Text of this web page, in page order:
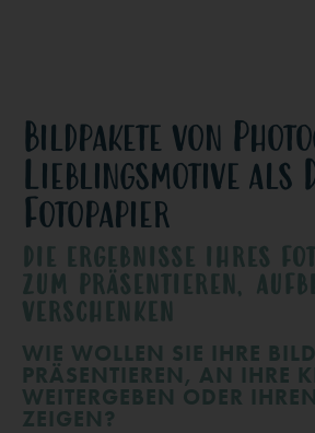
Bildpakete von
Lieblingsmotive als
Fotopapier
DIE ERGEBNISSE IHRES
ZUM PRÄSENTIEREN,
VERSCHENKEN​
WIE WOLLEN SIE IHRE
PRÄSENTIEREN, AN IHRE
WEITERGEBEN ODER
ZEIGEN?